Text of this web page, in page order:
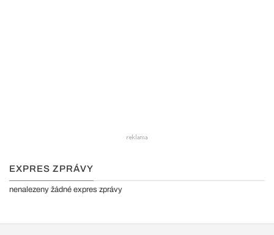
EXPRES ZPRÁVY
nenalezeny žádné expres zprávy